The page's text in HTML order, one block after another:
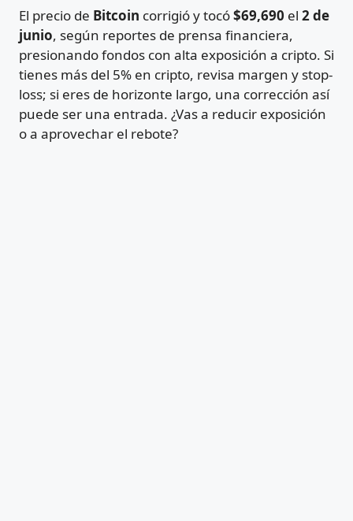
El precio de Bitcoin corrigió y tocó$69,690 el 2 de
junio, según reportes de prensa financiera,
presionando fondos con alta exposición a cripto. Si
tienes más del 5% en cripto, revisa margen y stop-
loss; si eres de horizonte largo, una corrección así
puede ser una entrada. ¿Vas a reducir exposición
o a aprovechar el rebote?